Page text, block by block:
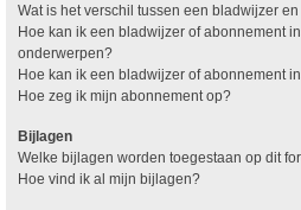
Wat is het verschil tussen een bladwijzer
Hoe kan ik een bladwijzer of abonnement
onderwerpen?
Hoe kan ik een bladwijzer of abonnement
Hoe zeg ik mijn abonnement op?
Bijlagen
Welke bijlagen worden toegestaan op dit
Hoe vind ik al mijn bijlagen?